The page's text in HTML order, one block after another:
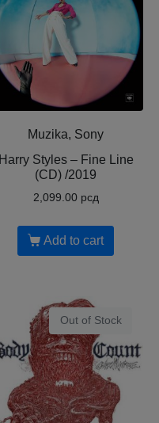
Muzika, Sony
Harry Styles – Fine Line
(CD) /2019
2,099.00 рсд
Add to cart
Out of Stock